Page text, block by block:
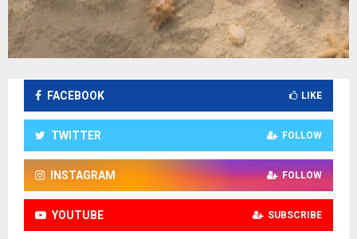
FACEBOOK LIKE
TWITTER FOLLOW
INSTAGRAM FOLLOW
YOUTUBE SUBSCRIBE